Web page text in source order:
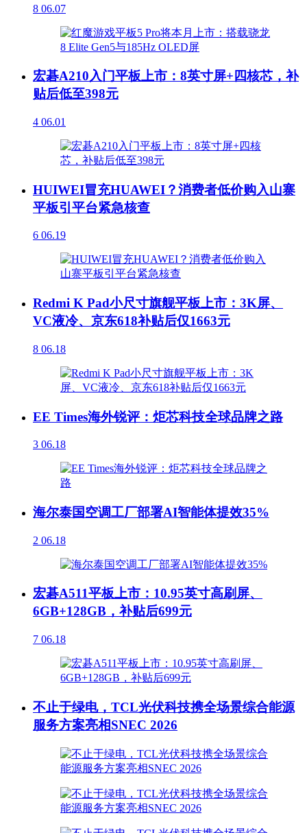
8 06.07
宏碁A210入门平板上市：8英寸屏+四核芯，补
贴后低至398元
4 06.01
HUIWEI冒充HUAWEI？消费者低价购入山寨
平板引平台紧急核查
6 06.19
Redmi K Pad小尺寸旗舰平板上市：3K屏、
VC液冷、京东618补贴后仅1663元
8 06.18
EE Times海外锐评：炬芯科技全球品牌之路
3 06.18
海尔泰国空调工厂部署AI智能体提效35%
2 06.18
宏碁A511平板上市：10.95英寸高刷屏、
6GB+128GB，补贴后699元
7 06.18
不止于绿电，TCL光伏科技携全场景综合能源
服务方案亮相SNEC 2026